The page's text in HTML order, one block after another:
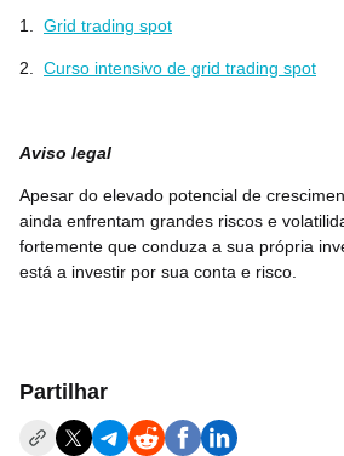
1. Grid trading spot
2. Curso intensivo de grid trading spot
Aviso legal
Apesar do elevado potencial de
ainda enfrentam grandes riscos e
fortemente que conduza a sua própria
está a investir por sua conta e risco.
Partilhar